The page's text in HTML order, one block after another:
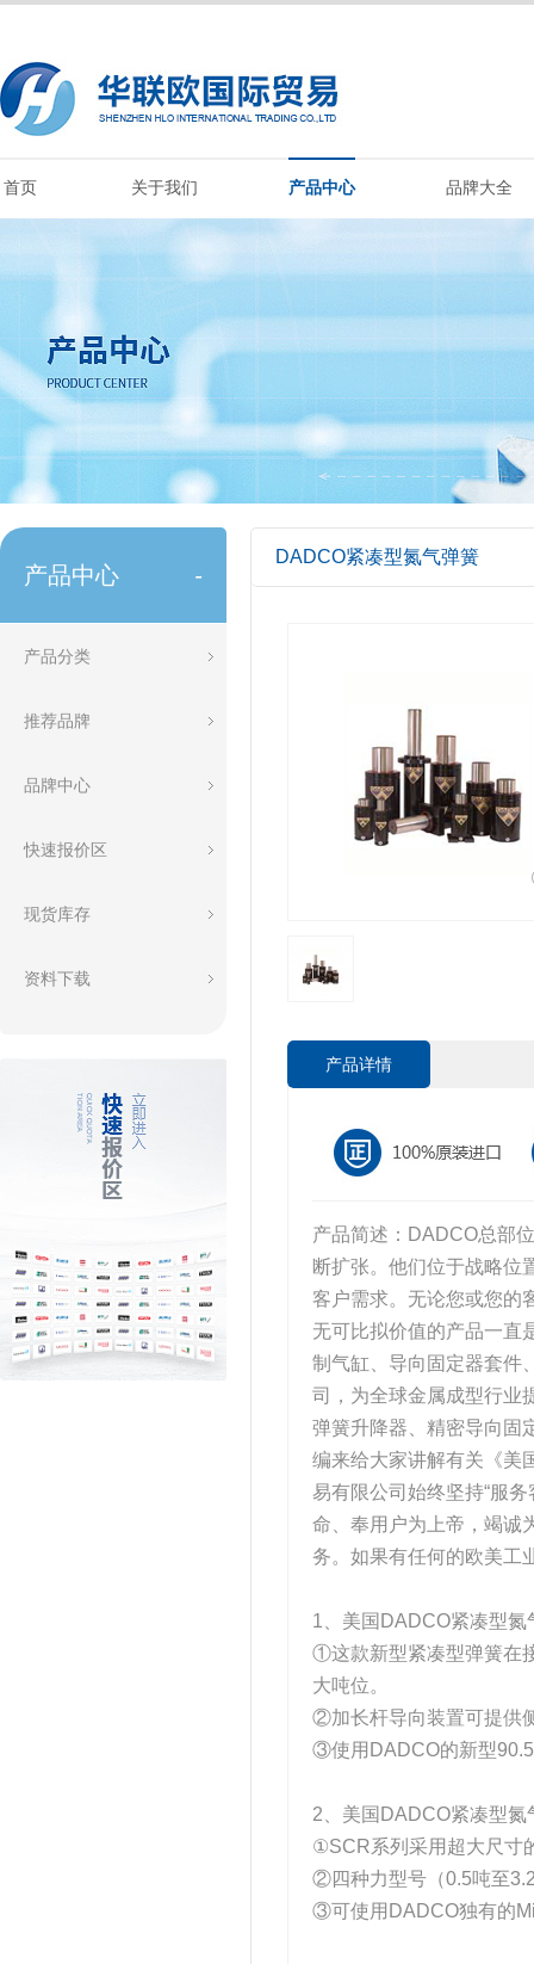
首页 关于我们 产品中心 品牌大全
产品中心 -
产品分类
推荐品牌
品牌中心
快速报价区
现货库存
资料下载
DADCO紧凑型氮气弹簧
产品详情
产品简述：DADCO总部
断扩张。他们位于战略位
客户需求。无论您或您的
无可比拟价值的产品一直
制气缸、导向固定器套件
司，为全球金属成型行业
弹簧升降器、精密导向固
编来给大家讲解有关《美
易有限公司始终坚持“服
命、奉用户为上帝，竭诚
务。如果有任何的欧美工
1、美国DADCO紧凑型
①这款新型紧凑型弹簧在
大吨位。
②加长杆导向装置可提供
③使用DADCO的新型
2、美国DADCO紧凑型
①SCR系列采用超大尺寸
②四种力型号（0.5吨至
③可使用DADCO独有的